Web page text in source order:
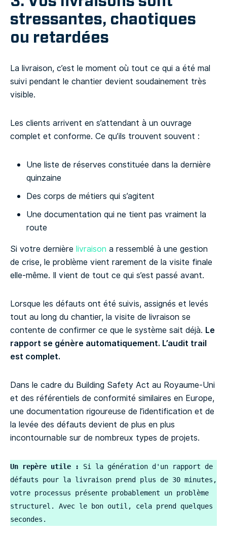
stressantes, chaotiques
ou retardées
La livraison, c’est le moment où tout ce qui a été mal
suivi pendant le chantier devient soudainement très
visible.
Les clients arrivent en s’attendant à un ouvrage
complet et conforme. Ce qu’ils trouvent souvent :
Une liste de réserves constituée dans la dernière
quinzaine
Des corps de métiers qui s’agitent
Une documentation qui ne tient pas vraiment la
route
Si votre dernière livraison a ressemblé à une gestion
de crise, le problème vient rarement de la visite finale
elle-même. Il vient de tout ce qui s’est passé avant.
Lorsque les défauts ont été suivis, assignés et levés
tout au long du chantier, la visite de livraison se
contente de confirmer ce que le système sait déjà. Le
rapport se génère automatiquement. L’audit trail
est complet.
Dans le cadre du Building Safety Act au Royaume-Uni
et des référentiels de conformité similaires en Europe,
une documentation rigoureuse de l’identification et de
la levée des défauts devient de plus en plus
incontournable sur de nombreux types de projets.
Un repère utile :
Si la génération d'un rapport de
défauts pour la livraison prend plus de 30 minutes,
votre processus présente probablement un problème
structurel. Avec le bon outil, cela prend quelques
secondes.